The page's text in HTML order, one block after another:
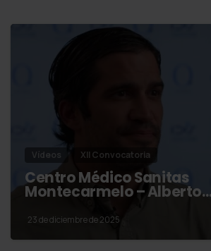
Vídeos XII Convocatoria
Centro Médico Sanitas
Montecarmelo – Alberto…
23 de diciembre de 2025